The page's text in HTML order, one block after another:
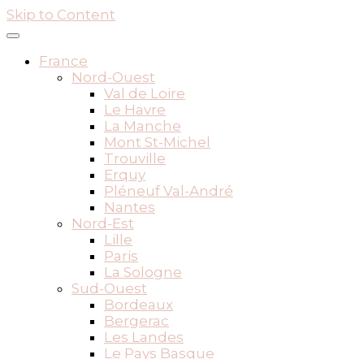
Skip to Content
France
Nord-Ouest
Val de Loire
Le Havre
La Manche
Mont St-Michel
Trouville
Erquy
Pléneuf Val-André
Nantes
Nord-Est
Lille
Paris
La Sologne
Sud-Ouest
Bordeaux
Bergerac
Les Landes
Le Pays Basque